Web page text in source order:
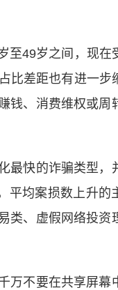
49岁之间，现在
比差距也有进一步
钱、消费维权或周
快的诈骗类型，
平均案损数上升的
类、虚假网络投资
不要在共享屏幕